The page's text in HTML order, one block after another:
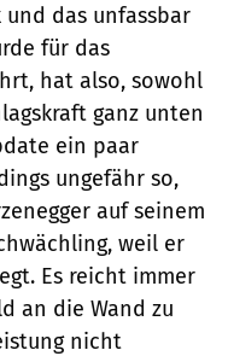
das unfassbar
für das
hat also, sowohl
ganz unten
ein paar
ungefähr so,
auf seinem
weil er
Es reicht immer
an die Wand zu
nicht